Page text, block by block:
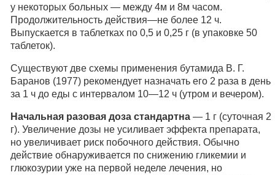
у некоторых больных — между 4м и 8м часом.
Продолжительность действия—не более 12 ч.
Выпускается в таблетках по 0,5 и 0,25 г (в упаковке 50
таблеток).
Существуют две схемы применения бутамида В. Г.
Баранов (1977) рекомендует назначать его 2 раза в день
за 1 ч до еды с интервалом 10—12 ч (утром и вечером).
Начальная разовая доза стандартна — 1 г (суточная 2
г). Увеличение дозы не усиливает эффекта препарата,
но увеличивает риск побочного действия. Обычно
действие обнаруживается по снижению гликемии и
глюкозурии уже на первой неделе лечения, но